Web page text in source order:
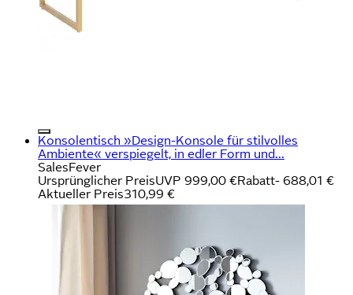
Konsolentisch »Design-Konsole für stilvolles
Ambiente« verspiegelt, in edler Form und...
SalesFever
Ursprünglicher PreisUVP 999,00 €Rabatt- 688,01 €
Aktueller Preis310,99 €